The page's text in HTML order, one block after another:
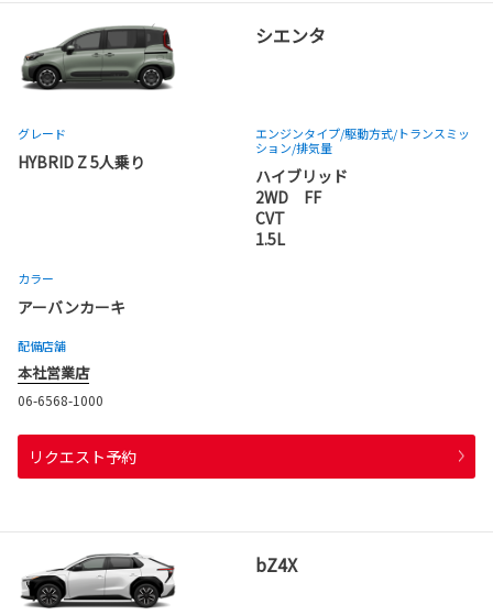
シエンタ
グレード
HYBRID Z 5人乗り
エンジンタイプ/駆動方式/トランスミッ
ション/排気量
ハイブリッド
2WD FF
CVT
1.5L
カラー
アーバンカーキ
配備店舗
本社営業店
06-6568-1000
リクエスト予約
bZ4X